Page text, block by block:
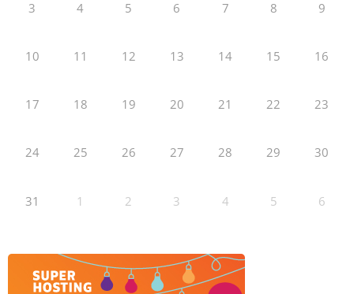
3 4 5 6 7 8 9
10 11 12 13 14 15 16
17 18 19 20 21 22 23
24 25 26 27 28 29 30
31 1 2 3 4 5 6